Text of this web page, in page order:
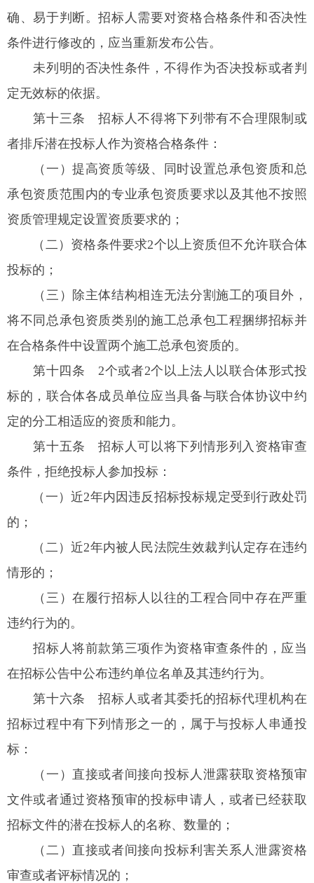
确、易于判断。招标人需要对资格合格条件和否决性
条件进行修改的，应当重新发布公告。
未列明的否决性条件，不得作为否决投标或者判
定无效标的依据。
第十三条 招标人不得将下列带有不合理限制或
者排斥潜在投标人作为资格合格条件：
（一）提高资质等级、同时设置总承包资质和总
承包资质范围内的专业承包资质要求以及其他不按照
资质管理规定设置资质要求的；
（二）资格条件要求2个以上资质但不允许联合体
投标的；
（三）除主体结构相连无法分割施工的项目外，
将不同总承包资质类别的施工总承包工程捆绑招标并
在合格条件中设置两个施工总承包资质的。
第十四条 2个或者2个以上法人以联合体形式投
标的，联合体各成员单位应当具备与联合体协议中约
定的分工相适应的资质和能力。
第十五条 招标人可以将下列情形列入资格审查
条件，拒绝投标人参加投标：
（一）近2年内因违反招标投标规定受到行政处罚
的；
（二）近2年内被人民法院生效裁判认定存在违约
情形的；
（三）在履行招标人以往的工程合同中存在严重
违约行为的。
招标人将前款第三项作为资格审查条件的，应当
在招标公告中公布违约单位名单及其违约行为。
第十六条 招标人或者其委托的招标代理机构在
招标过程中有下列情形之一的，属于与投标人串通投
标：
（一）直接或者间接向投标人泄露获取资格预审
文件或者通过资格预审的投标申请人，或者已经获取
招标文件的潜在投标人的名称、数量的；
（二）直接或者间接向投标利害关系人泄露资格
审查或者评标情况的；